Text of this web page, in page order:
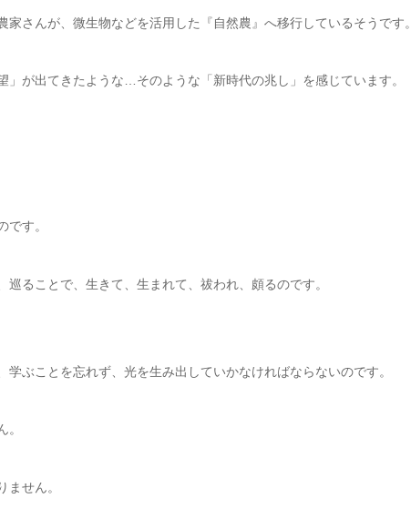
さんが、微生物などを活用した『自然農』へ移行しているそうです。
が出てきたような…そのような「新時代の兆し」を感じています。
です。
ることで、生きて、生まれて、祓われ、頗るのです。
ぶことを忘れず、光を生み出していかなければならないのです。
せん。